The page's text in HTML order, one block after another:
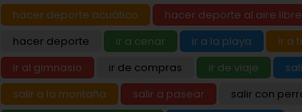
hacer deporte acuático
hacer deporte al aire libre
hacer deporte
ir a cenar ir a la playa
ir a
ir al gimnasio
ir de compras ir de viaje
salir a la montaña
salir a pasear
salir con